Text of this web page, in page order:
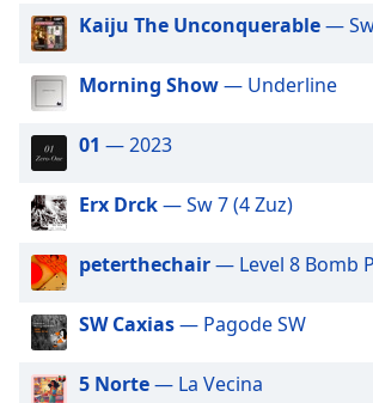
selected
Audio
Track
Picture-
in-
Picture
Fullscreen
This
window.
Beginning
Kaiju The Unconquerable—
Morning Show— Underline
01 — 2023
Erx Drck— Sw 7 (4 Zuz)
peterthechair— Level 8 Bomb
SW Caxias— Pagode SW
5 Norte— La Vecina